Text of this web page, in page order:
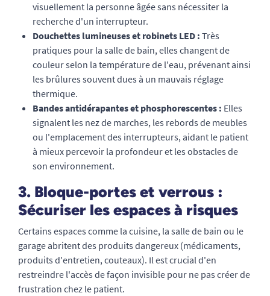
visuellement la personne âgée sans nécessiter la
recherche d'un interrupteur.
Douchettes lumineuses et robinets LED : Très
pratiques pour la salle de bain, elles changent de
couleur selon la température de l'eau, prévenant ainsi
les brûlures souvent dues à un mauvais réglage
thermique.
Bandes antidérapantes et phosphorescentes : Elles
signalent les nez de marches, les rebords de meubles
ou l'emplacement des interrupteurs, aidant le patient
à mieux percevoir la profondeur et les obstacles de
son environnement.
3. Bloque-portes et verrous :
Sécuriser les espaces à risques
Certains espaces comme la cuisine, la salle de bain ou le
garage abritent des produits dangereux (médicaments,
produits d'entretien, couteaux). Il est crucial d'en
restreindre l'accès de façon invisible pour ne pas créer de
frustration chez le patient.